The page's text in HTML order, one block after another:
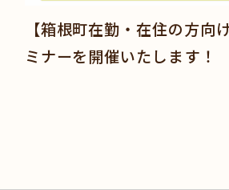
【箱根町在勤・在住の方向
ミナーを開催いたします！